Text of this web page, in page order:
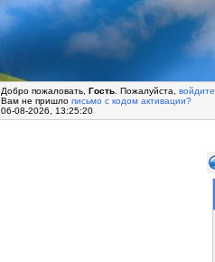
Добро пожаловать, Гость. Пожалуйста, войдите
Вам не пришло письмо с кодом активации?
06-08-2026, 13:25:20